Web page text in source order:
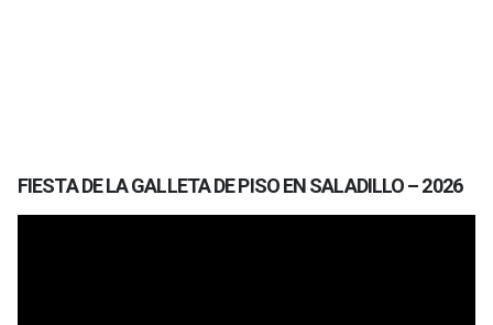
FIESTA DE LA GALLETA DE PISO EN SALADILLO – 2026